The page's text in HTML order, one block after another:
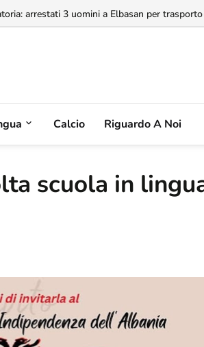
dell'Aeroporto di Valona, MABCO
Calcio Riguardo A Noi
scuola in